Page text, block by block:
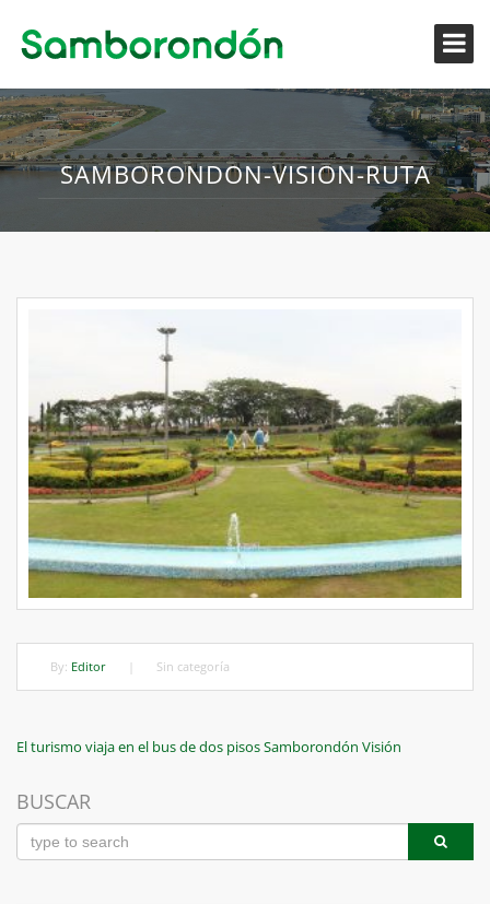
SAMBORONDON-VISION-RUTA
By: Editor Sin categoría
Navegación
de
entradas
Previous
El turismo viaja en el bus de dos pisos Samborondón Visión
BUSCAR